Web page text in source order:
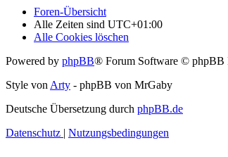
Foren-Übersicht
Alle Zeiten sind UTC+01:00
Alle Cookies löschen
Powered by phpBB® Forum Software © phpBB
Style vonArty - phpBB von MrGaby
Deutsche Übersetzung durch phpBB.de
Datenschutz | Nutzungsbedingungen